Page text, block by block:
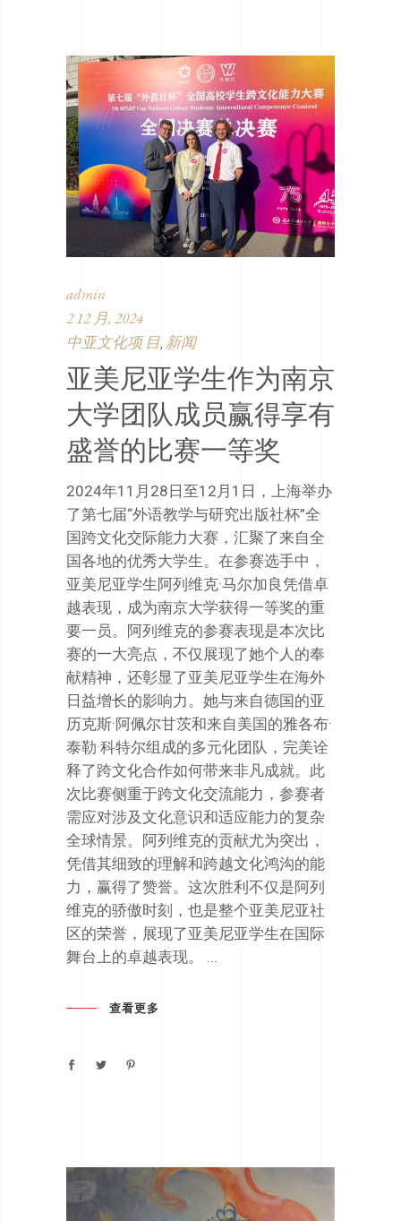
admin
2 12 月, 2024
中亚文化项 目 新闻
亚美尼亚学生作为南京
大学团队成员赢得享有
盛誉的比赛一等奖
2024年11月28日至12月1日，上海举办
了第七届“外语教学与研究出版社杯”全
国跨文化交际能力大赛，汇聚了来自全
国各地的优秀大学生。在参赛选手中，
亚美尼亚学生阿列维克·马尔加良凭借卓
越表现，成为南京大学获得一等奖的重
要一员。阿列维克的参赛表现是本次比
赛的一大亮点，不仅展现了她个人的奉
献精神，还彰显了亚美尼亚学生在海外
日益增长的影响力。她与来自德国的亚
历克斯·阿佩尔甘茨和来自美国的雅各布·
泰勒·科特尔组成的多元化团队，完美诠
释了跨文化合作如何带来非凡成就。此
次比赛侧重于跨文化交流能力，参赛者
需应对涉及文化意识和适应能力的复杂
全球情景。阿列维克的贡献尤为突出，
凭借其细致的理解和跨越文化鸿沟的能
力，赢得了赞誉。这次胜利不仅是阿列
维克的骄傲时刻，也是整个亚美尼亚社
区的荣誉，展现了亚美尼亚学生在国际
舞台上的卓越表现。
查看更多